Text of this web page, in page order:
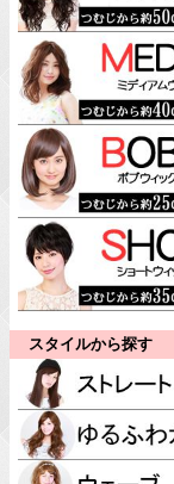
スタイルから探す